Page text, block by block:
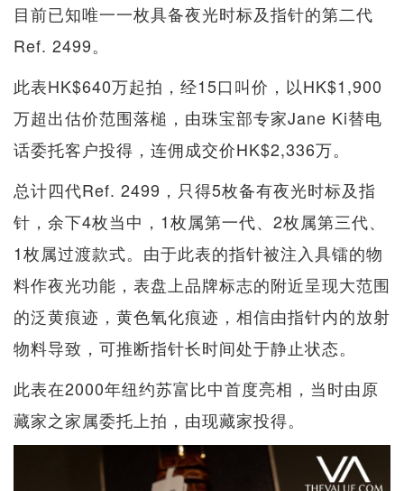
目前已知唯一一枚具备夜光时标及指针的第二代
Ref. 2499。
此表HK$640万起拍，经15口叫价，以HK$1,900
万超出估价范围落槌，由珠宝部专家Jane Ki替电
话委托客户投得，连佣成交价HK$2,336万。
总计四代Ref. 2499，只得5枚备有夜光时标及指
针，余下4枚当中，1枚属第一代、2枚属第三代、
1枚属过渡款式。由于此表的指针被注入具镭的物
料作夜光功能，表盘上品牌标志的附近呈现大范围
的泛黄痕迹，黄色氧化痕迹，相信由指针内的放射
物料导致，可推断指针长时间处于静止状态。
此表在2000年纽约苏富比中首度亮相，当时由原
藏家之家属委托上拍，由现藏家投得。